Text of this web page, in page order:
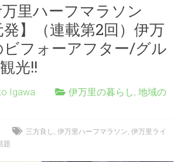
万里ハーフマラソン
】（連載第2回）伊万
ビフォーアフター/グル
光!!
Igawa 伊万里の暮らし,地域の
三方良し ,伊万里ハーフマラソン,伊万里ライ
題